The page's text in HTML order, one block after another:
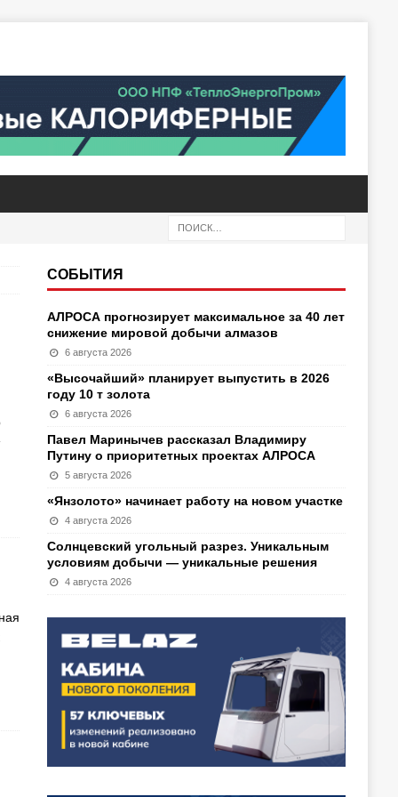
СОБЫТИЯ
АЛРОСА прогнозирует максимальное за 40 лет
снижение мировой добычи алмазов
6 августа 2026
«Высочайший» планирует выпустить в 2026
году 10 т золота
6 августа 2026
Павел Маринычев рассказал Владимиру
Путину о приоритетных проектах АЛРОСА
5 августа 2026
«Янзолото» начинает работу на новом участке
4 августа 2026
Солнцевский угольный разрез. Уникальным
условиям добычи — уникальные решения
4 августа 2026